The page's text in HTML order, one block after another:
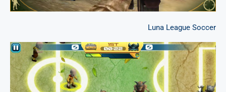
Luna League Soccer